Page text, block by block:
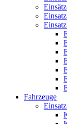
Fahrzeuge